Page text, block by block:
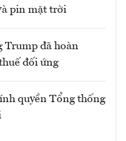
pin mặt trời
Trump đã hoàn
đối ứng
quyền Tổng thống